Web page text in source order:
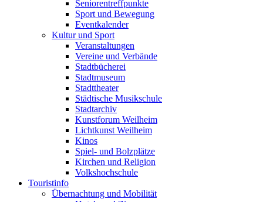
Seniorentreffpunkte
Sport und Bewegung
Eventkalender
Kultur und Sport
Veranstaltungen
Vereine und Verbände
Stadtbücherei
Stadtmuseum
Stadttheater
Städtische Musikschule
Stadtarchiv
Kunstforum Weilheim
Lichtkunst Weilheim
Kinos
Spiel- und Bolzplätze
Kirchen und Religion
Volkshochschule
Touristinfo
Übernachtung und Mobilität